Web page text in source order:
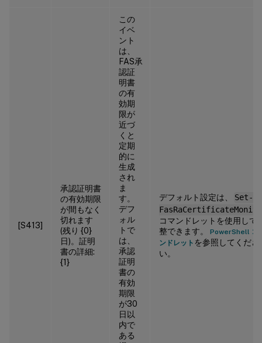
[S413]
承認証明書
の有効期限
が間もなく
切れます
(残り {0}
日)。証明
書の詳細:
{1}
この
イベ
ント
は、
FAS承
認証
明書
の有
効期
限が
近づ
くと
定期
的に
生成
され
ま
す。
デフ
ォル
トで
は、
承認
証明
書の
有効
期限
が30
日以
内で
ある
デフォルト設定は、
Set-
コマンドレットを使用して
整できます。 PowerShell コ
ンドレット を参照してくださ
い。